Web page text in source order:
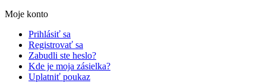
Moje konto
Prihlásiť sa
Registrovať sa
Zabudli ste heslo?
Kde je moja zásielka?
Uplatniť poukaz